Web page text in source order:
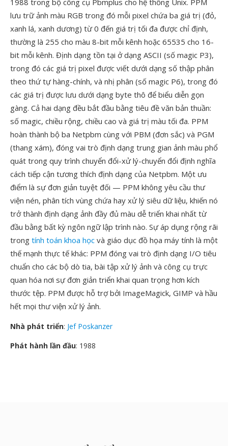
1988 trong bộ công cụ Pbmplus cho hệ thống Unix. PPM
lưu trữ ảnh màu RGB trong đó mỗi pixel chứa ba giá trị (đỏ,
xanh lá, xanh dương) từ 0 đến giá trị tối đa được chỉ định,
thường là 255 cho màu 8-bit mỗi kênh hoặc 65535 cho 16-
bit mỗi kênh. Định dạng tồn tại ở dạng ASCII (số magic P3),
trong đó các giá trị pixel được viết dưới dạng số thập phân
theo thứ tự hàng-chính, và nhị phân (số magic P6), trong đó
các giá trị được lưu dưới dạng byte thô để biểu diễn gọn
gàng. Cả hai dạng đều bắt đầu bằng tiêu đề văn bản thuần:
số magic, chiều rộng, chiều cao và giá trị màu tối đa. PPM
hoàn thành bộ ba Netpbm cùng với PBM (đơn sắc) và PGM
(thang xám), đóng vai trò định dạng trung gian ảnh màu phổ
quát trong quy trình chuyển đổi-xử lý-chuyển đổi định nghĩa
cách tiếp cận tương thích định dạng của Netpbm. Một ưu
điểm là sự đơn giản tuyệt đối — PPM không yêu cầu thư
viện nén, phân tích vùng chứa hay xử lý siêu dữ liệu, khiến nó
trở thành định dạng ảnh đầy đủ màu dễ triển khai nhất từ
đầu bằng bất kỳ ngôn ngữ lập trình nào. Sự áp dụng rộng rãi
trong tính toán khoa học và giáo dục đồ họa máy tính là một
thế mạnh thực tế khác: PPM đóng vai trò định dạng I/O tiêu
chuẩn cho các bộ dò tia, bài tập xử lý ảnh và công cụ trực
quan hóa nơi sự đơn giản triển khai quan trọng hơn kích
thước tệp. PPM được hỗ trợ bởi ImageMagick, GIMP và hầu
hết mọi thư viện xử lý ảnh.
Nhà phát triển: Jef Poskanzer
Phát hành lần đầu: 1988